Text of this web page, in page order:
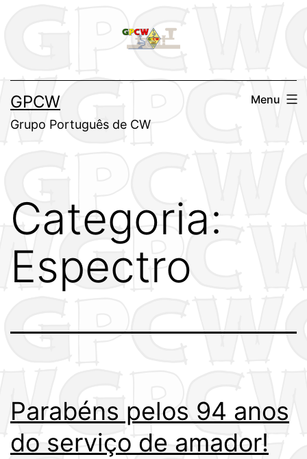
conteúdo
GPCW
Grupo Português de CW
Menu
Categoria:
Espectro
Parabéns pelos 94 anos
do serviço de amador!